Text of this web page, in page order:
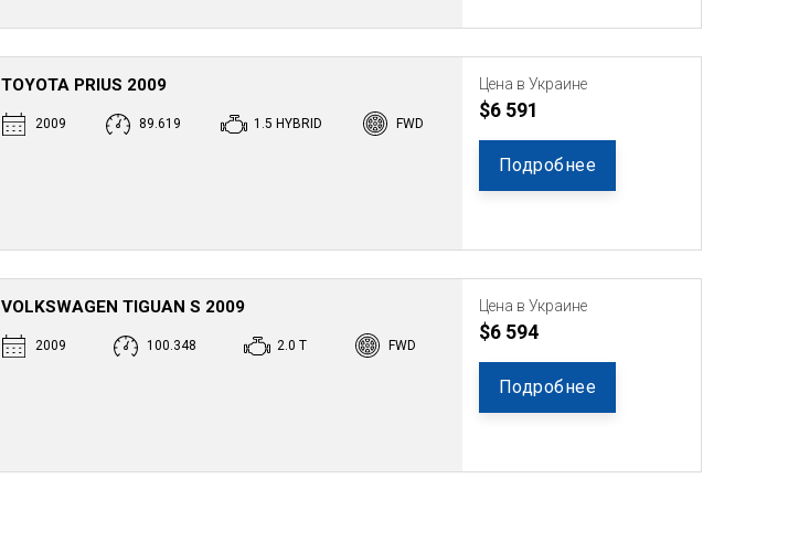
TOYOTA PRIUS 2009
2009 89.619 1.5 HYBRID FWD
Цена в Украине
$6 591
Подробнее
VOLKSWAGEN TIGUAN S 2009
2009 100.348 2.0 T FWD
Цена в Украине
$6 594
Подробнее